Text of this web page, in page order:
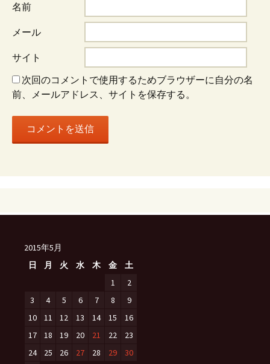
名前
メール
サイト
次回のコメントで使用するためブラウザーに自分の名
前、メールアドレス、サイトを保存する。
2015年5月
日
月 火 水 木 金
土
1
2
3
4 5 6 7 8
9
10
11 12 13 14 15
16
17
18 19 20 21 22
23
24
25 26 27 28 29
30